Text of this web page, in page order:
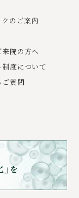
クのご案内
院の方へ
制度について
ご質問